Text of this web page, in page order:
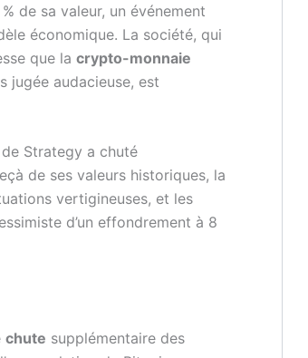
de sa valeur, un événement
économique. La société, qui
que la crypto-monnaie
jugée audacieuse, est
Strategy a chuté
de ses valeurs historiques, la
vertigineuses, et les
d’un effondrement à 8
chute supplémentaire des